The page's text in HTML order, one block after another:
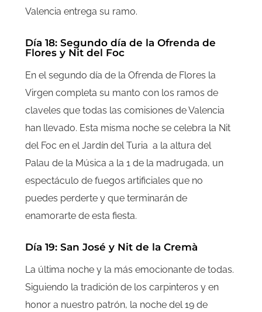
Valencia entrega su ramo.
Día 18: Segundo día de la Ofrenda de
Flores y Nit del Foc
En el segundo día de la Ofrenda de Flores la
Virgen completa su manto con los ramos de
claveles que todas las comisiones de Valencia
han llevado. Esta misma noche se celebra la Nit
del Foc en el Jardín del Turia a la altura del
Palau de la Música a la 1 de la madrugada, un
espectáculo de fuegos artificiales que no
puedes perderte y que terminarán de
enamorarte de esta fiesta.
Día 19: San José y Nit de la Cremà
La última noche y la más emocionante de todas.
Siguiendo la tradición de los carpinteros y en
honor a nuestro patrón, la noche del 19 de